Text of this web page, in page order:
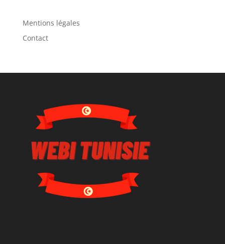
Mentions légales
Contact